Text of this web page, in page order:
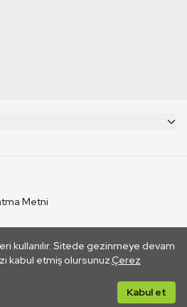
kullanılır. Sitede gezinmeye devam
kabul etmiş olursunuz.Çerez
Kabul et
Metni
TRT. Bağlantı yoluyla gidilen dış